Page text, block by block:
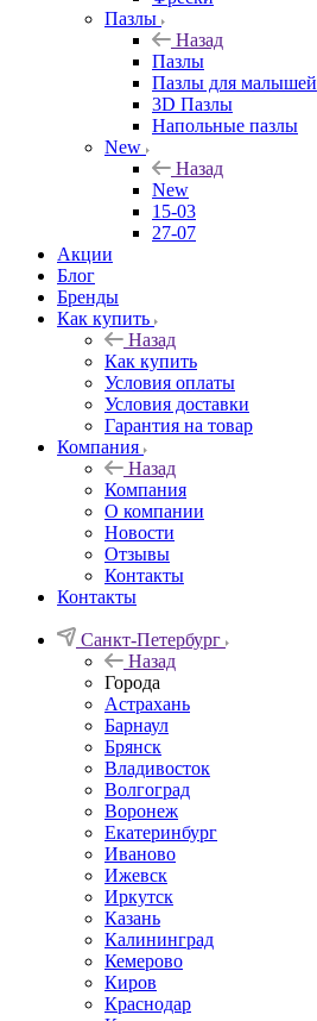
Пазлы
Назад
Пазлы
Пазлы для малышей
3D Пазлы
Напольные пазлы
New
Назад
New
15-03
27-07
Акции
Блог
Бренды
Как купить
Назад
Как купить
Условия оплаты
Условия доставки
Гарантия на товар
Компания
Назад
Компания
О компании
Новости
Отзывы
Контакты
Контакты
Санкт-Петербург
Назад
Города
Астрахань
Барнаул
Брянск
Владивосток
Волгоград
Воронеж
Екатеринбург
Иваново
Ижевск
Иркутск
Казань
Калининград
Кемерово
Киров
Краснодар